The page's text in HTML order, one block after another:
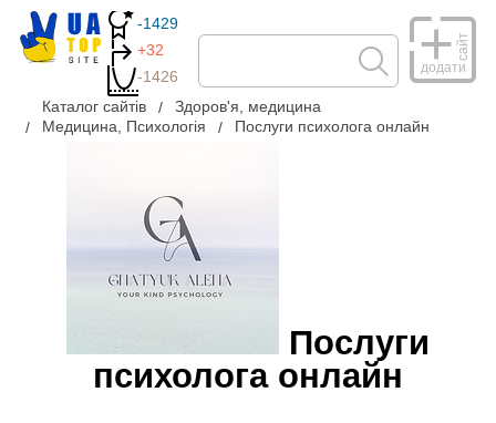
-1429
+32
-1426
додати
сайт
Каталог сайтів
Здоров'я, медицина
Медицина, Психологія
Послуги психолога онлайн
Послуги
психолога онлайн